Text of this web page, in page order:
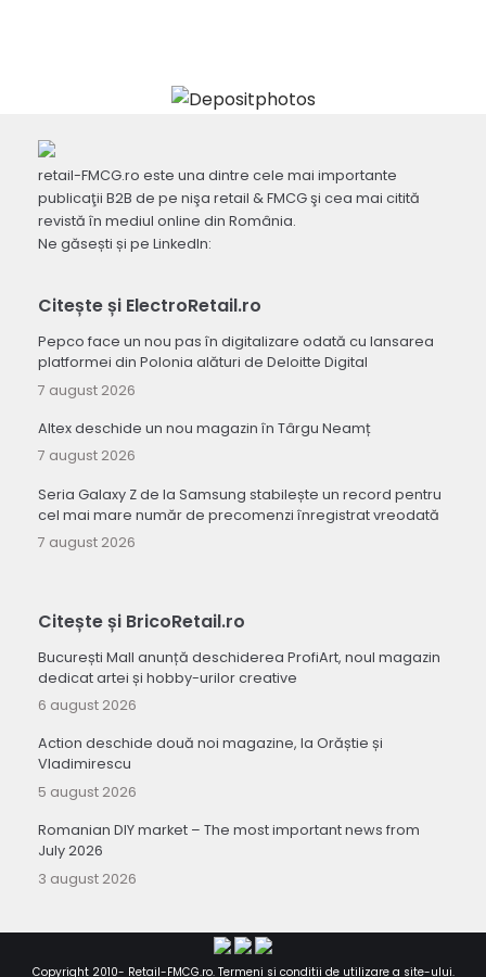
retail-FMCG.ro este una dintre cele mai importante
publicaţii B2B de pe nişa retail & FMCG şi cea mai citită
revistă în mediul online din România.
Ne găsești și pe LinkedIn:
Citește și ElectroRetail.ro
Pepco face un nou pas în digitalizare odată cu lansarea
platformei din Polonia alături de Deloitte Digital
7 august 2026
Altex deschide un nou magazin în Târgu Neamț
7 august 2026
Seria Galaxy Z de la Samsung stabilește un record pentru
cel mai mare număr de precomenzi înregistrat vreodată
7 august 2026
Citește și BricoRetail.ro
București Mall anunță deschiderea ProfiArt, noul magazin
dedicat artei și hobby-urilor creative
6 august 2026
Action deschide două noi magazine, la Orăștie și
Vladimirescu
5 august 2026
Romanian DIY market – The most important news from
July 2026
3 august 2026
Copyright 2010- Retail-FMCG.ro. Termeni si conditii de utilizare a site-ului.